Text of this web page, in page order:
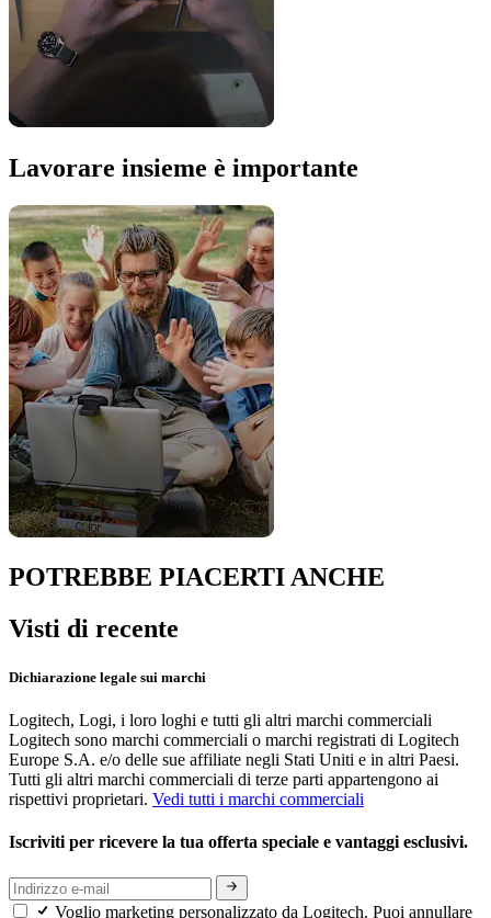
Lavorare insieme è importante
POTREBBE PIACERTI ANCHE
Visti di recente
Dichiarazione legale sui marchi
Logitech, Logi, i loro loghi e tutti gli altri marchi commerciali
Logitech sono marchi commerciali o marchi registrati di Logitech
Europe S.A. e/o delle sue affiliate negli Stati Uniti e in altri Paesi.
Tutti gli altri marchi commerciali di terze parti appartengono ai
rispettivi proprietari. Vedi tutti i marchi commerciali
Iscriviti per ricevere la tua offerta speciale e vantaggi esclusivi.
Voglio marketing personalizzato da Logitech. Puoi annullare